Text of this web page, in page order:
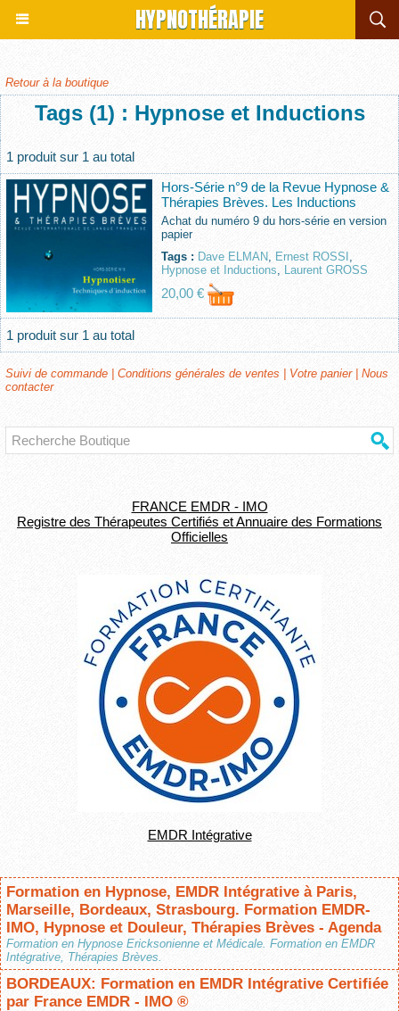
HYPNOTHÉRAPIE
FRANCE EMDR - IMO
Registre des Thérapeutes Certifiés et Annuaire des Formations
Officielles
EMDR Intégrative
Formation en Hypnose, EMDR Intégrative à Paris,
Marseille, Bordeaux, Strasbourg. Formation EMDR-
IMO, Hypnose et Douleur, Thérapies Brèves - Agenda
Formation en Hypnose Ericksonienne et Médicale. Formation en EMDR
Intégrative, Thérapies Brèves.
BORDEAUX: Formation en EMDR Intégrative Certifiée
par France EMDR - IMO ®
Retour à la boutique
Tags (1) : Hypnose et Inductions
1 produit sur 1 au total
Hors-Série n°9 de la Revue Hypnose &
Thérapies Brèves. Les Inductions
Achat du numéro 9 du hors-série en version
papier
Tags : Dave ELMAN, Ernest ROSSI ,
Hypnose et Inductions, Laurent GROSS
20,00 €
1 produit sur 1 au total
Suivi de commande | Conditions générales de ventes | Votre panier | Nous
contacter